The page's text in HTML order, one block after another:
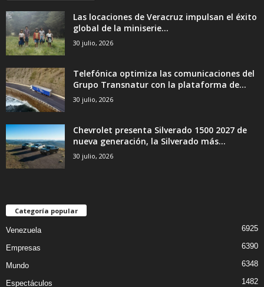
Las locaciones de Veracruz impulsan el éxito
global de la miniserie...
30 julio, 2026
Telefónica optimiza las comunicaciones del
Grupo Transnatur con la plataforma de...
30 julio, 2026
Chevrolet presenta Silverado 1500 2027 de
nueva generación, la Silverado más...
30 julio, 2026
Categoría popular
Venezuela 6925
Empresas 6390
Mundo 6348
Espectáculos 1482